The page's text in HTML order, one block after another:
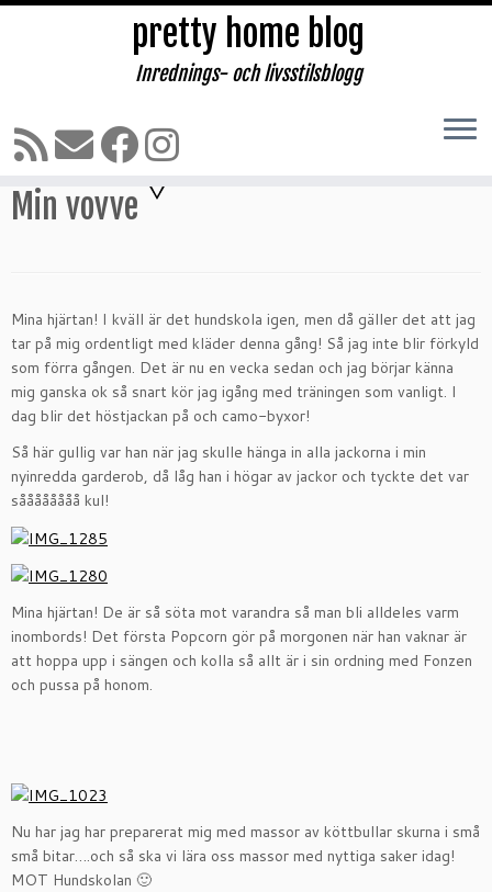
Hoppa
till
pretty home blog
Inrednings- och livsstilsblogg
Hem » HUNDAR » Cavalier King Charles Spaniel
Min vovve
Mina hjärtan! I kväll är det hundskola igen, men då gäller det att jag
tar på mig ordentligt med kläder denna gång! Så jag inte blir förkyld
som förra gången. Det är nu en vecka sedan och jag börjar känna
mig ganska ok så snart kör jag igång med träningen som vanligt. I
dag blir det höstjackan på och camo-byxor!
Så här gullig var han när jag skulle hänga in alla jackorna i min
nyinredda garderob, då låg han i högar av jackor och tyckte det var
såååååååå kul!
Mina hjärtan! De är så söta mot varandra så man bli alldeles varm
inombords! Det första Popcorn gör på morgonen när han vaknar är
att hoppa upp i sängen och kolla så allt är i sin ordning med Fonzen
och pussa på honom.
Nu har jag har preparerat mig med massor av köttbullar skurna i små
små bitar….och så ska vi lära oss massor med nyttiga saker idag!
MOT Hundskolan 🙂